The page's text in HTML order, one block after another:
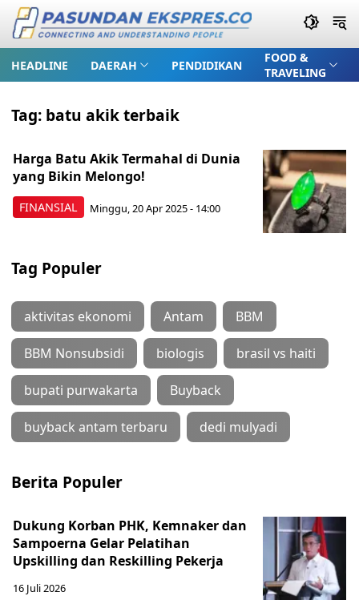
HEADLINE DAERAH PENDIDIKAN
FOOD &
TRAVELING
Tag: batu akik terbaik
FINANSIAL
Harga Batu Akik Termahal di Dunia
yang Bikin Melongo!
Minggu, 20 Apr 2025 - 14:00
Tag Populer
aktivitas ekonomi Antam BBM
BBM Nonsubsidi biologis brasil vs haiti
bupati purwakarta Buyback
buyback antam terbaru dedi mulyadi
Berita Populer
Dukung Korban PHK, Kemnaker dan
Sampoerna Gelar Pelatihan
Upskilling dan Reskilling Pekerja
16 Juli 2026